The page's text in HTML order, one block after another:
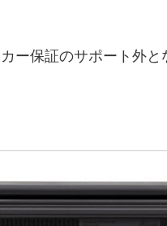
ー保証のサポート外